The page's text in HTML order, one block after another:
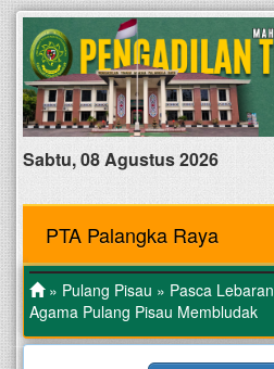
Sabtu, 08 Agustus 2026
PTA Palangka Raya
» Pulang Pisau » Pasca
Agama Pulang Pisau Membludak